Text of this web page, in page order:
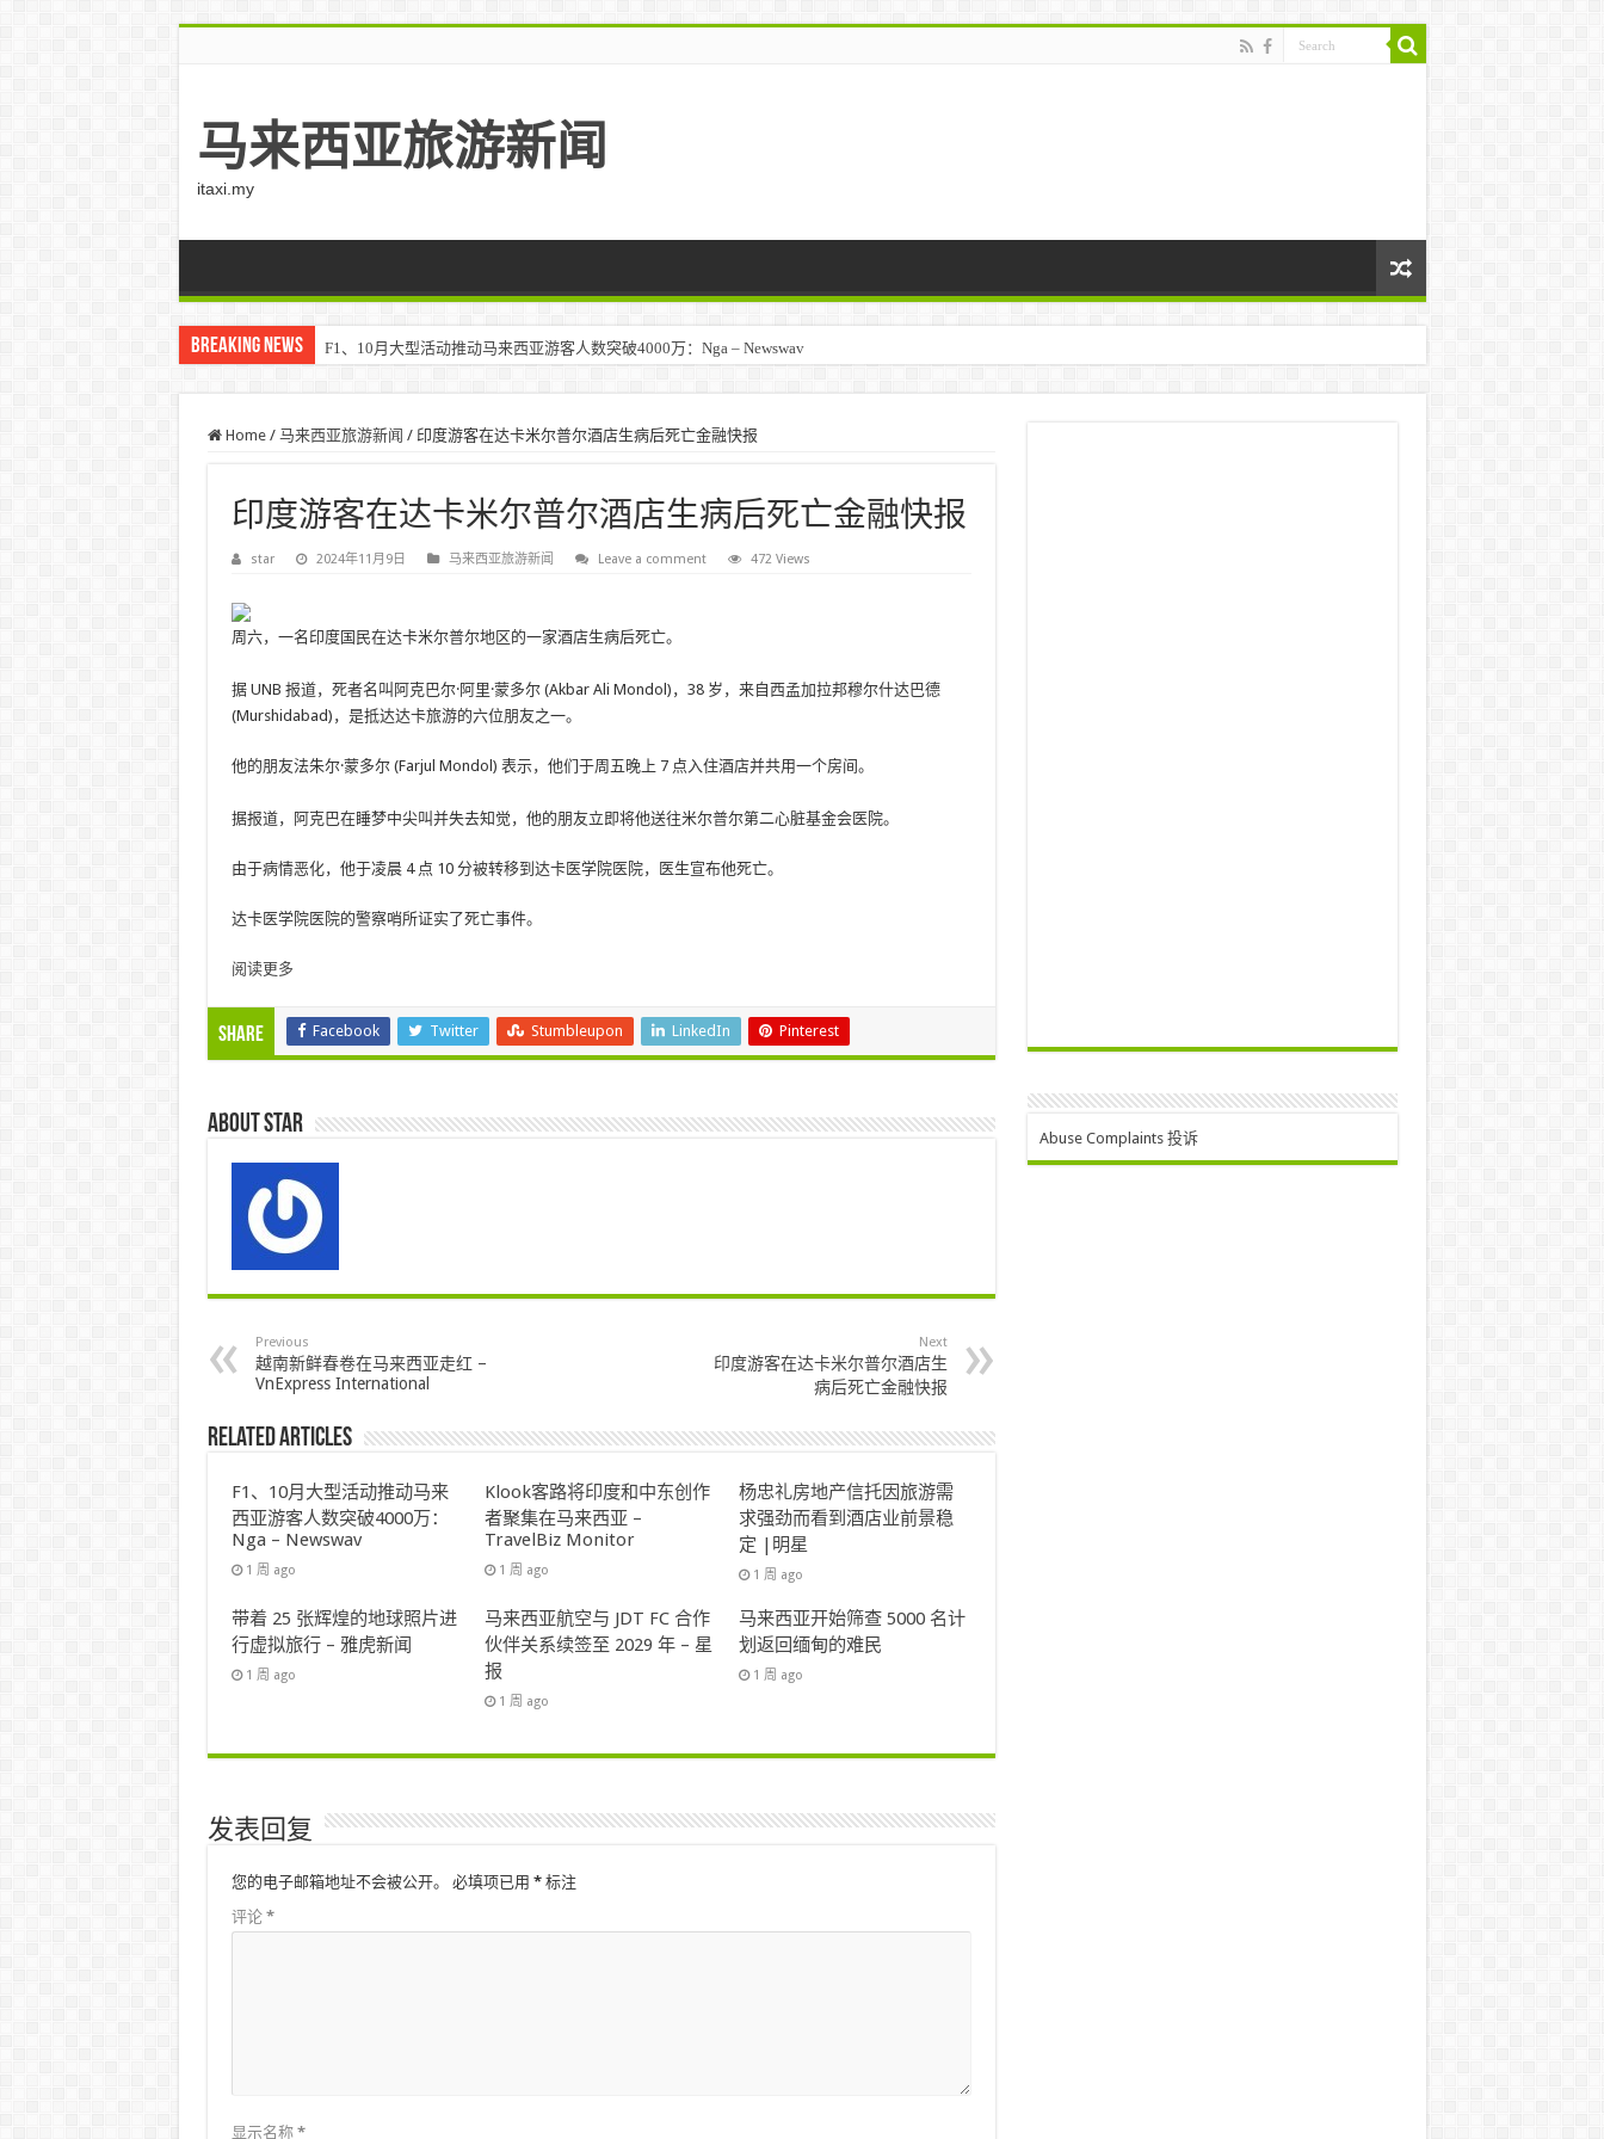
马来西亚旅游新闻
itaxi.my
Breaking News F1、10月大型活动推动马来西亚游客人数突破4000万：Nga – Newswav
Home / 马来西亚旅游新闻 / 印度游客在达卡米尔普尔酒店生病后死亡金融快报
印度游客在达卡米尔普尔酒店生病后死亡金融快报
star 2024年11月9日 马来西亚旅游新闻 Leave a comment 472 Views
周六，一名印度国民在达卡米尔普尔地区的一家酒店生病后死亡。
据 UNB 报道，死者名叫阿克巴尔·阿里·蒙多尔 (Akbar Ali Mondol)，38 岁，来自西孟加拉邦穆尔什达巴德
(Murshidabad)，是抵达达卡旅游的六位朋友之一。
他的朋友法朱尔·蒙多尔 (Farjul Mondol) 表示，他们于周五晚上 7 点入住酒店并共用一个房间。
据报道，阿克巴在睡梦中尖叫并失去知觉，他的朋友立即将他送往米尔普尔第二心脏基金会医院。
由于病情恶化，他于凌晨 4 点 10 分被转移到达卡医学院医院，医生宣布他死亡。
达卡医学院医院的警察哨所证实了死亡事件。
阅读更多
Share Facebook Twitter Stumbleupon LinkedIn Pinterest
About star
Previous
越南新鲜春卷在马来西亚走红 –
VnExpress International
Next
印度游客在达卡米尔普尔酒店生
病后死亡金融快报
Related Articles
F1、10月大型活动推动马来
西亚游客人数突破4000万：
Nga – Newswav
1 周 ago
Klook客路将印度和中东创作
者聚集在马来西亚 –
TravelBiz Monitor
1 周 ago
杨忠礼房地产信托因旅游需
求强劲而看到酒店业前景稳
定 |明星
1 周 ago
带着 25 张辉煌的地球照片进
行虚拟旅行 – 雅虎新闻
1 周 ago
马来西亚航空与 JDT FC 合作
伙伴关系续签至 2029 年 – 星
报
1 周 ago
马来西亚开始筛查 5000 名计
划返回缅甸的难民
1 周 ago
发表回复
您的电子邮箱地址不会被公开。 必填项已用 *标注
评论 *
显示名称 *
Abuse Complaints 投诉